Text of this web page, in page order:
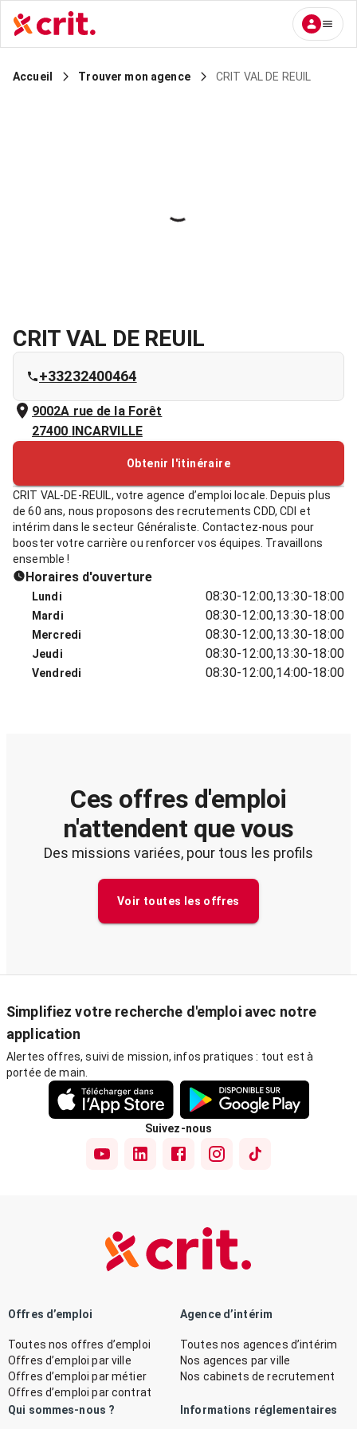
Accueil Trouver mon agence CRIT VAL DE REUIL
CRIT VAL DE REUIL
+33232400464
9002A rue de la Forêt
27400 INCARVILLE
Obtenir l'itinéraire
CRIT VAL-DE-REUIL, votre agence d’emploi locale. Depuis plus
de 60 ans, nous proposons des recrutements CDD, CDI et
intérim dans le secteur Généraliste. Contactez-nous pour
booster votre carrière ou renforcer vos équipes. Travaillons
ensemble !
Horaires d'ouverture
Lundi 08:30-12:00,13:30-18:00
Mardi 08:30-12:00,13:30-18:00
Mercredi 08:30-12:00,13:30-18:00
Jeudi 08:30-12:00,13:30-18:00
Vendredi 08:30-12:00,14:00-18:00
Ces offres d'emploi
n'attendent que vous
Des missions variées, pour tous les profils
Voir toutes les offres
Simplifiez votre recherche d'emploi avec notre
application
Alertes offres, suivi de mission, infos pratiques : tout est à
portée de main.
Suivez-nous
Offres d’emploi
Toutes nos offres d’emploi
Offres d’emploi par ville
Offres d’emploi par métier
Offres d’emploi par contrat
Agence d’intérim
Toutes nos agences d’intérim
Nos agences par ville
Nos cabinets de recrutement
Qui sommes-nous ? Informations réglementaires